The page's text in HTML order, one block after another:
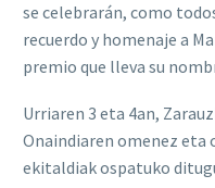
se celebrarán, como
recuerdo y homenaje a
premio que lleva su
Urriaren 3 eta 4an,
Onaindiaren omenez eta
ekitaldiak ospatuko